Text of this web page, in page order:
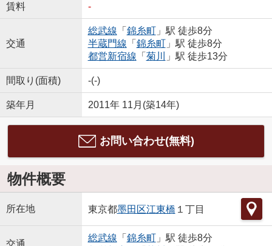
賃料 -
交通
総武線 「 錦糸町」駅 徒歩8分
半蔵門線 「 錦糸町」駅 徒歩8分
都営新宿線 「 菊川 」駅 徒歩13分
間取り(面積) -(-)
築年月 2011年 11月(築14年)
お問い合わせ(無料)
物件概要
所在地 東京都墨田区江東橋 １丁目
総武線 「 錦糸町」駅 徒歩8分